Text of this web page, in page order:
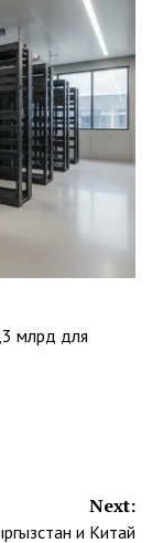
млрд для
Next:
и Китай